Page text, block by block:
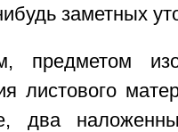
заметных
предметом
листового
два